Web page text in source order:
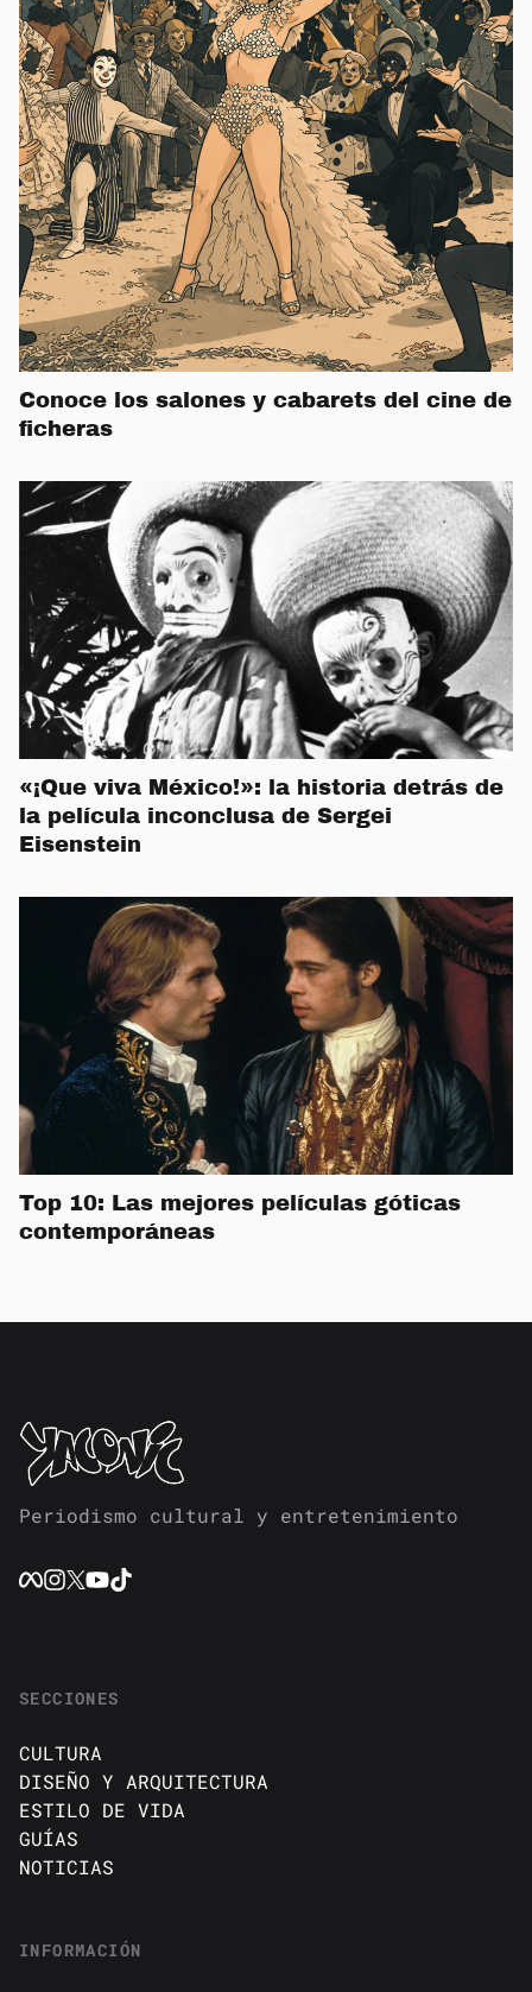
Conoce los salones y cabarets del cine de
ficheras
«¡Que viva México!»: la historia detrás de
la película inconclusa de Sergei
Eisenstein
Top 10: Las mejores películas góticas
contemporáneas
Periodismo cultural y entretenimiento
SECCIONES
CULTURA
DISEÑO Y ARQUITECTURA
ESTILO DE VIDA
GUÍAS
NOTICIAS
INFORMACIÓN